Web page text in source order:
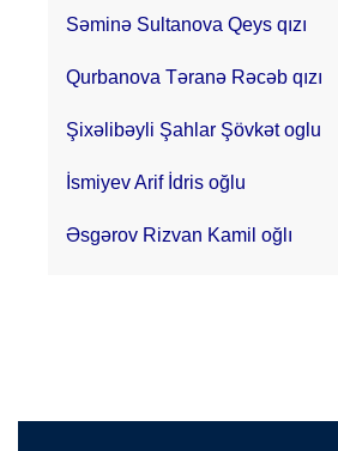
Səminə Sultanova Qeys qızı
Qurbanova Təranə Rəcəb qızı
Şixəlibəyli Şahlar Şövkət oglu
İsmiyev Arif İdris oğlu
Əsgərov Rizvan Kamil oğlı